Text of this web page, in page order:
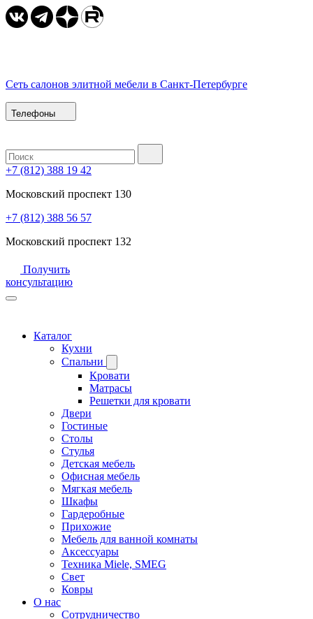
Сеть салонов элитной мебели в Санкт-Петербурге
Телефоны
+7 (812) 388 19 42
Московский проспект 130
+7 (812) 388 56 57
Московский проспект 132
Получить
консультацию
Каталог
Кухни
Спальни
Кровати
Матрасы
Решетки для кровати
Двери
Гостиные
Столы
Стулья
Детская мебель
Офисная мебель
Мягкая мебель
Шкафы
Гардеробные
Прихожие
Мебель для ванной комнаты
Аксессуары
Техника Miele, SMEG
Свет
Ковры
О нас
Сотрудничество